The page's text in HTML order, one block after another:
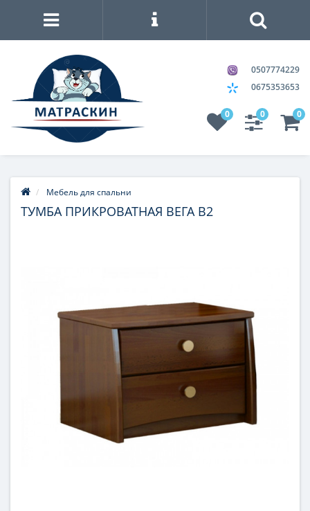
0507774229
0675353653
0 0 0
Мебель для спальни
ТУМБА ПРИКРОВАТНАЯ ВЕГА В2